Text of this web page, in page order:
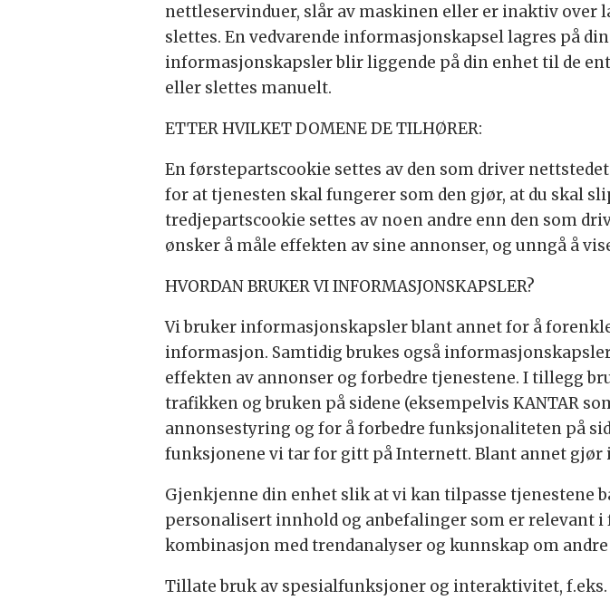
nettleservinduer, slår av maskinen eller er inaktiv over
slettes. En vedvarende informasjonskapsel lagres på
informasjonskapsler blir liggende på din enhet til de
eller slettes manuelt.
ETTER HVILKET DOMENE DE TILHØRER:
En førstepartscookie settes av den som driver
for at tjenesten skal fungerer som den gjør, at du skal
tredjepartscookie settes av noen andre enn den som
ønsker å måle effekten av sine annonser, og unngå å
HVORDAN BRUKER VI INFORMASJONSKAPSLER?
Vi bruker informasjonskapsler blant annet for å
informasjon. Samtidig brukes også
effekten av annonser og forbedre tjenestene. I tillegg
trafikken og bruken på sidene (eksempelvis KANTAR
annonsestyring og for å forbedre funksjonaliteten på
funksjonene vi tar for gitt på Internett. Blant annet
Gjenkjenne din enhet slik at vi kan tilpasse tjenestene
personalisert innhold og anbefalinger som er relevant
kombinasjon med trendanalyser og kunnskap om
Tillate bruk av spesialfunksjoner og interaktivitet,